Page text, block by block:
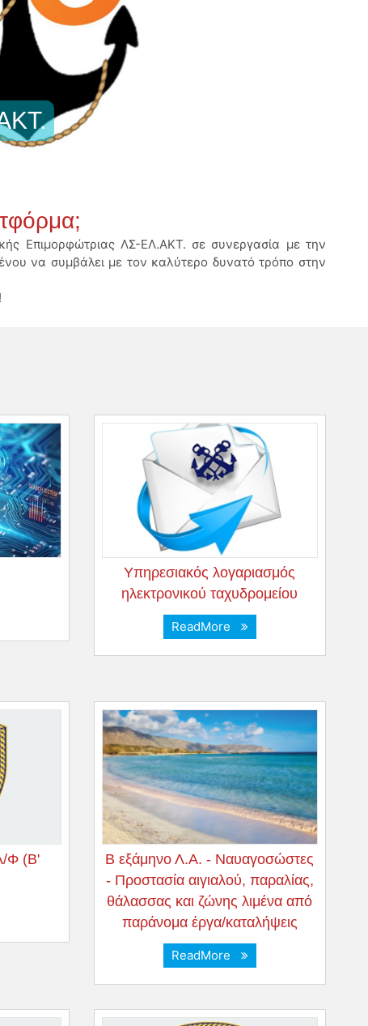
Επιμορφώτριας ΛΣ-ΕΛ.ΑΚΤ. σε συνεργασία με την
να συμβάλει με τον καλύτερο δυνατό τρόπο στην
Yπηρεσιακός λογαριασμός
ηλεκτρονικού ταχυδρομείου
ReadMore
Φ (B'
Β εξάμηνο Λ.Α. - Ναυαγοσώστες
- Προστασία αιγιαλού, παραλίας,
θάλασσας και ζώνης λιμένα από
παράνομα έργα/καταλήψεις
ReadMore